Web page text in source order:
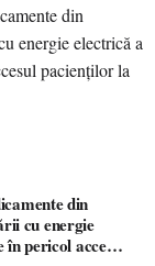
din
cu energie
pericol accesul